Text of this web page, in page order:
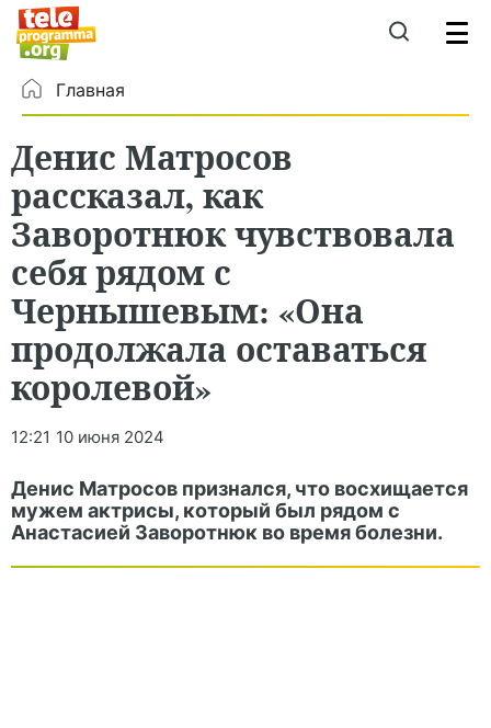
Главная
Денис Матросов
рассказал, как
Заворотнюк чувствовала
себя рядом с
Чернышевым: «Она
продолжала оставаться
королевой»
12:21 10 июня 2024
Денис Матросов признался, что восхищается
мужем актрисы, который был рядом с
Анастасией Заворотнюк во время болезни.